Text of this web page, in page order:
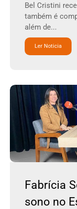
Bel Cristini
também é
além de...
Ler Noticia
Fabrícia
sono no